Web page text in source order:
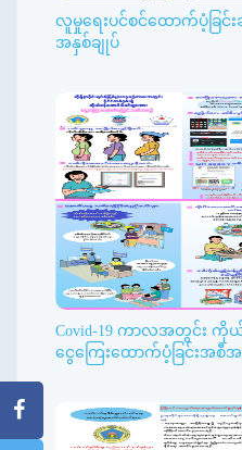
လူမှုရေးပင်စင်ထောက်ပံ့ခြ
အနှစ်ချုပ်
Covid-19 ကာလအတွင်း ကိုယ်
ငွေကြေးထောက်ပံ့ခြင်းအစီ